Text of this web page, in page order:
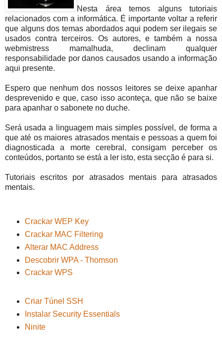
Nesta área temos alguns tutoriais
relacionados com a informática. É importante voltar a referir
que alguns dos temas abordados aqui podem ser ilegais se
usados contra terceiros. Os autores, e também a nossa
webmistress mamalhuda, declinam qualquer
responsabilidade por danos causados usando a informação
aqui presente.
Espero que nenhum dos nossos leitores se deixe apanhar
desprevenido e que, caso isso aconteça, que não se baixe
para apanhar o sabonete no duche.
Será usada a linguagem mais simples possível, de forma a
que até os maiores atrasados mentais e pessoas a quem foi
diagnosticada a morte cerebral, consigam perceber os
conteúdos, portanto se está a ler isto, esta secção é para si.
Tutoriais escritos por atrasados mentais para atrasados
mentais.
Crackar WEP Key
Crackar MAC Filtering
Alterar MAC Address
Descobrir WPA - Thomson
Crackar WPS
Criar Túnel SSH
Instalar Security Essentials
Ninite